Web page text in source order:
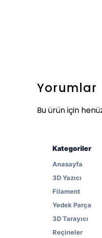
Yorumlar
Bu ürün için
Kategoriler
Anasayfa
3D Yazıcı
Filament
Yedek Parça
3D Tarayıcı
Reçineler